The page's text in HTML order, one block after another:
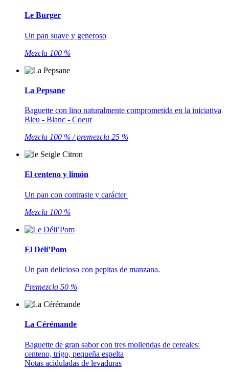
Le Burger
Un pan suave y generoso
Mezcla 100 %
La Pepsane
Baguette con lino naturalmente comprometida en la iniciativa
Bleu - Blanc - Coeur
Mezcla 100 % / premezcla 25 %
El centeno y limón
Un pan con contraste y carácter
Mezcla 100 %
El Déli’Pom
Un pan delicioso con pepitas de manzana.
Premezcla 50 %
La Cérémande
Baguette de gran sabor con tres moliendas de cereales:
centeno, trigo, pequeña espelta
Notas aciduladas de levaduras